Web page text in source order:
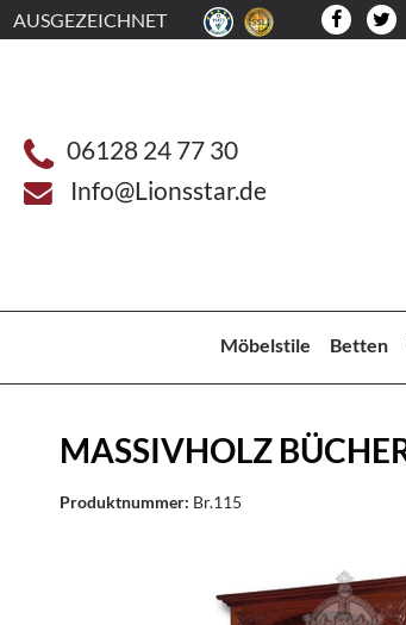
AUSGEZEICHNET
06128 24 77 30
Info@Lionsstar.de
Möbelstile Betten
MASSIVHOLZ
Produktnummer: Br.115